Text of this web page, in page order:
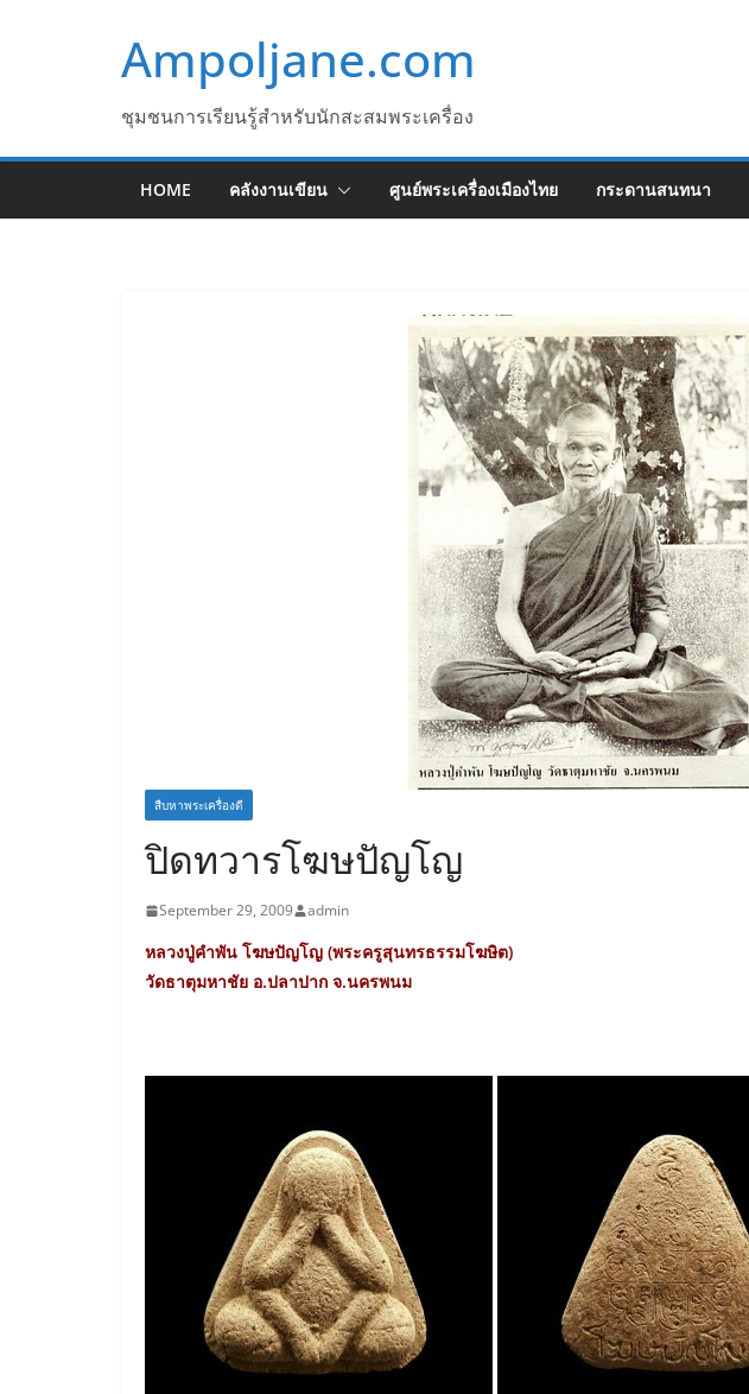
Ampoljane.com
ชุมชนการเรียนรู้สำหรับนักสะสมพระเครื่อง
HOME คลังงานเขียน ศูนย์พระเครื่องเมืองไทย กระดานสนทนา
สืบหาพระเครื่องดี
ปิดทวารโฆษปัญโญ
September 29, 2009 admin
หลวงปู่คำพัน โฆษปัญโญ (พระครูสุนทรธรรมโฆษิต)
วัดธาตุมหาชัย อ.ปลาปาก จ.นครพนม